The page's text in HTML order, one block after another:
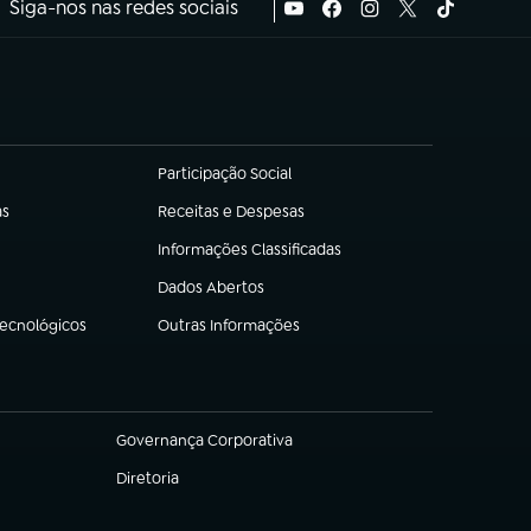
Siga-nos nas redes sociais
Participação Social
(abre em nova aba)
Receitas e Despesas
(abre em nova aba)
Informações Classificadas
(abre em nova aba)
Dados Abertos
(abre em nova aba)
Outras Informações
(abre em nova aba)
Governança Corporativa
(abre em nova aba)
Diretoria
(abre em nova aba)